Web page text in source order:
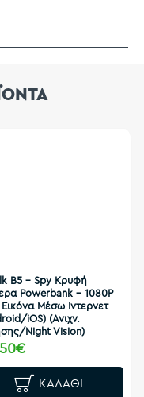
B5 - Spy Κρυφή
Powerbank - 1080P
Μέσω Ιντερνετ
iOS) (Ανιχν.
Night Vision)
ΚΑΛΆΘΙ